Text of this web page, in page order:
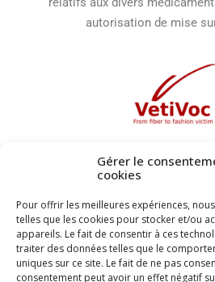
Gérer le
cookies
Pour offrir les meilleures expériences,
telles que les cookies pour stocker et/ou
appareils. Le fait de consentir à ces
traiter des données telles que le
uniques sur ce site. Le fait de ne pas
consentement peut avoir un effet négatif
autorisation de mise
Ontologie du
VetiVoc est une ontologie
principaux concepts des
et de l'Habillement. Elle vise à